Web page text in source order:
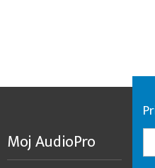
Moj AudioPro